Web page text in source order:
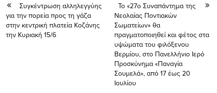
Συγκέντρωση αλληλεγγύης
για την πορεία προς τη γάζα
στην κεντρική πλατεία Κοζάνης
την Κυριακή 15/6
Το «27ο Συναπάντημα της
Νεολαίας Ποντιακών
Σωματείων» θα
πραγματοποιηθεί και φέτος στα
υψώματα του φιλόξενου
Βερμίου, στο Πανελλήνιο Ιερό
Προσκύνημα «Παναγία
Σουμελά», από 17 έως 20
Ιουλίου